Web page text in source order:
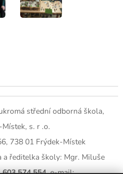
střední odborná škola,
s. r .o.
738 01 Frýdek-Místek
a ředitelka školy: Mgr. Miluše